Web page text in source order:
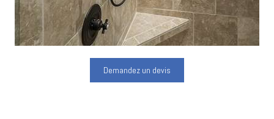
Demandez un devis